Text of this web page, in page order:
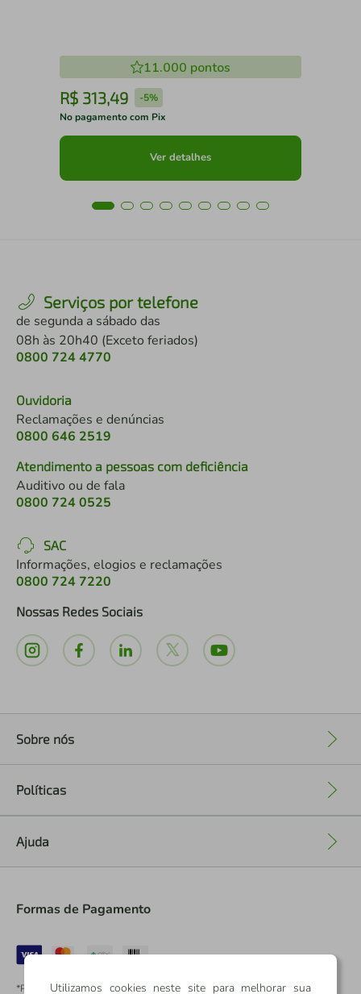
11.000 pontos
R$ 313,49 -5%
No pagamento com Pix
Ver detalhes
Serviços por telefone
de segunda a sábado das
08h às 20h40 (Exceto feriados)
0800 724 4770
Ouvidoria
Reclamações e denúncias
0800 646 2519
Atendimento a pessoas com deficiência
Auditivo ou de fala
0800 724 0525
SAC
Informações, elogios e reclamações
0800 724 7220
Nossas Redes Sociais
Sobre nós
Políticas
Ajuda
Formas de Pagamento
*Pontos dos Cartões Sicredi
Utilizamos cookies neste site para melhorar sua